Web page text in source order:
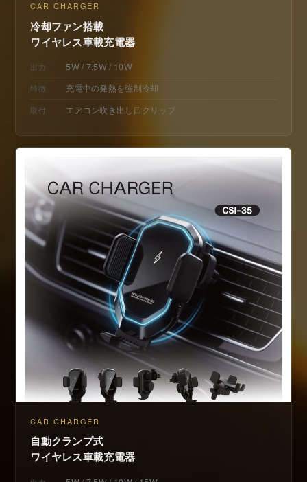
CAR CHARGER
冷却ファン搭載
ワイヤレス車載充電器
出力 5W / 7.5W / 10W
特徴 充電中の発熱を強制冷却
取付 エアコン吹き出し口クリップ
CAR CHARGER
自動クランプ式
ワイヤレス車載充電器